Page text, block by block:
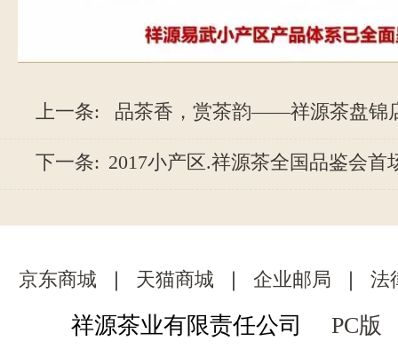
上一条: 品茶香，赏茶韵——祥源茶盘锦
下一条: 2017小产区.祥源茶全国品鉴会首
京东商城 ｜ 天猫商城 ｜ 企业邮局 ｜ 法
祥源茶业有限责任公司 PC版